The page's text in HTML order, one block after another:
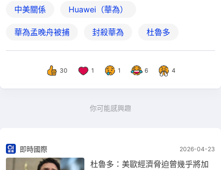
中美關係 Huawei（華為）
華為孟晚舟被捕 封殺華為 杜魯多
30 1 1 6 4
你可能感興趣
即時國際 2026-04-23
杜魯多：美歐經濟脅迫曾幾乎將加